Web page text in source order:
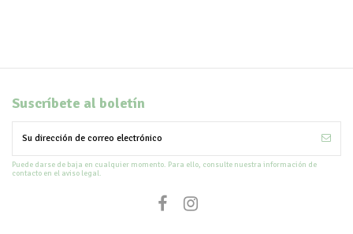
Suscríbete al boletín
Puede darse de baja en cualquier momento. Para ello, consulte nuestra información de
contacto en el aviso legal.